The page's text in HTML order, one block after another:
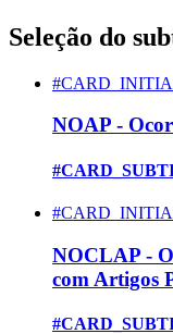
Seleção do
NOAP -
NOCLAP -
com Artigos